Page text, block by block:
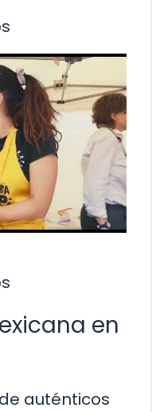
en
auténticos